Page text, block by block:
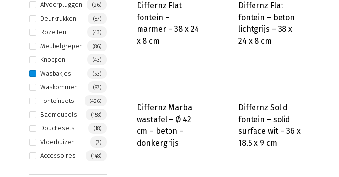
Afvoerpluggen (26)
Deurkrukken (87)
Rozetten (43)
Meubelgrepen (86)
Knoppen (43)
Wasbakjes (53)
Waskommen (87)
Fonteinsets (426)
Badmeubels (158)
Douchesets (18)
Vloerbuizen (7)
Accessoires (148)
Differnz Flat
fontein –
marmer – 38 x 24
x 8 cm
Differnz Flat
fontein – beton
lichtgrijs – 38 x
24 x 8 cm
Differnz Marba
wastafel – Ø 42
cm – beton –
donkergrijs
Differnz Solid
fontein – solid
surface wit – 36 x
18.5 x 9 cm